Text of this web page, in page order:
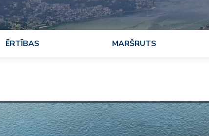
ĒRTĪBAS MARŠRUTS
Indoor